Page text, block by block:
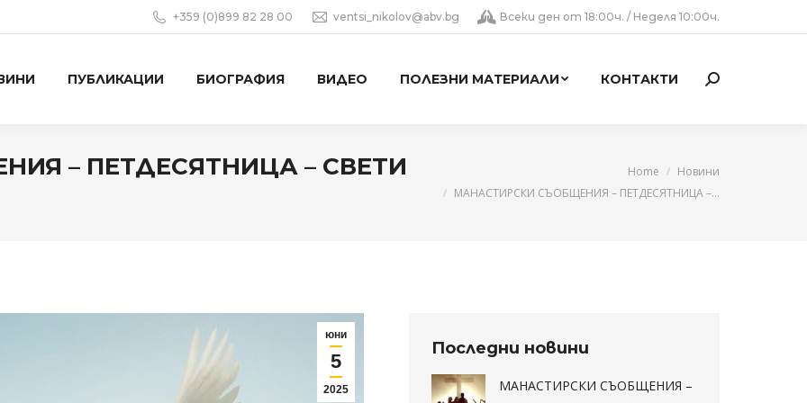
+359 (0)899 82 28 00 ventsi_nikolov@abv.bg Всеки ден от 18:00ч. / Неделя 10:00ч.
ПУБЛИКАЦИИ БИОГРАФИЯ ВИДЕО ПОЛЕЗНИ МАТЕРИАЛИ КОНТАКТИ Search:
– ПЕТДЕСЯТНИЦА – СВЕТИ
Home
Новини
МАНАСТИРСКИ СЪОБЩЕНИЯ – ПЕТДЕСЯТНИЦА –…
юни
5
2025
Последни новини
МАНАСТИРСКИ СЪОБЩЕНИЯ –